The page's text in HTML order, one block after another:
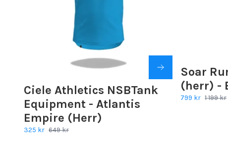
Ciele Athletics NSBTank
Equipment - Atlantis
Empire (Herr)
325 kr 649 kr
Soar
(herr) -
799 kr 1 199 kr